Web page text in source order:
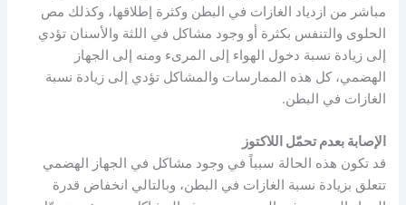
مباشر من ازدياد الغازات في البطن وكثرة إطلاقها، وكذلك مص
الحلوى والتنفس بكثرة أو وجود مشاكل في اللثة والأسنان تؤدي
إلى زيادة نسبة دخول الهواء إلى المرىء ومنه إلى الجهاز
الهضمي، كل هذه الممارسات والمشاكل تؤدي إلى زيادة نسبة
الغازات في البطن.
الإصابة بعدم تحمّل اللاكتوز
قد تكون هذه الحالة سبباً في وجود مشاكل في الجهاز الهضمي
تتعلق بزيادة نسبة الغازات في البطن، وبالتالي انخفاض قدرة